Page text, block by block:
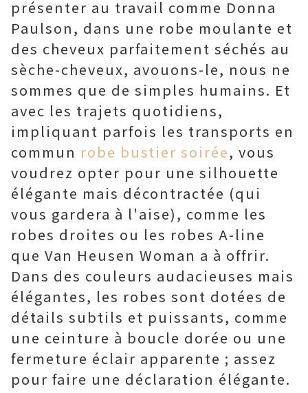
présenter au travail comme Donna
Paulson, dans une robe moulante et
des cheveux parfaitement séchés au
sèche-cheveux, avouons-le, nous ne
sommes que de simples humains. Et
avec les trajets quotidiens,
impliquant parfois les transports en
commun robe bustier soirée, vous
voudrez opter pour une silhouette
élégante mais décontractée (qui
vous gardera à l'aise), comme les
robes droites ou les robes A-line
que Van Heusen Woman a à offrir.
Dans des couleurs audacieuses mais
élégantes, les robes sont dotées de
détails subtils et puissants, comme
une ceinture à boucle dorée ou une
fermeture éclair apparente ; assez
pour faire une déclaration élégante.